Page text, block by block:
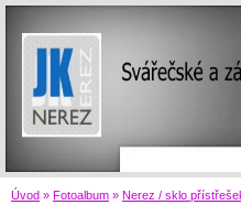
Úvod » Fotoalbum » Nerez / sklo